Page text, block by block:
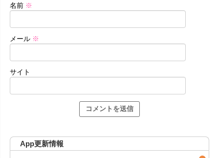
名前 ※
メール ※
サイト
App更新情報